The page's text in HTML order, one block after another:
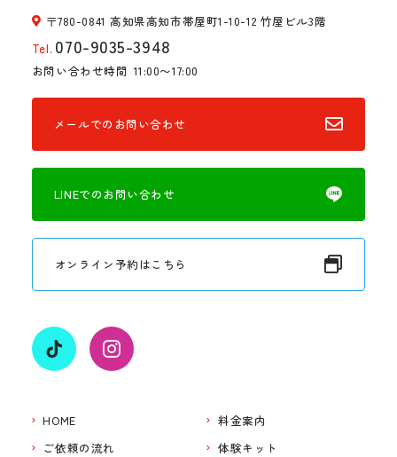
〒780-0841 高知県高知市帯屋町1-10-12 竹屋ビル3階
Tel. 070-9035-3948
お問い合わせ時間 11:00〜17:00
メールでのお問い合わせ
LINEでのお問い合わせ
オンライン予約はこちら
HOME
料金案内
ご依頼の流れ
体験キット